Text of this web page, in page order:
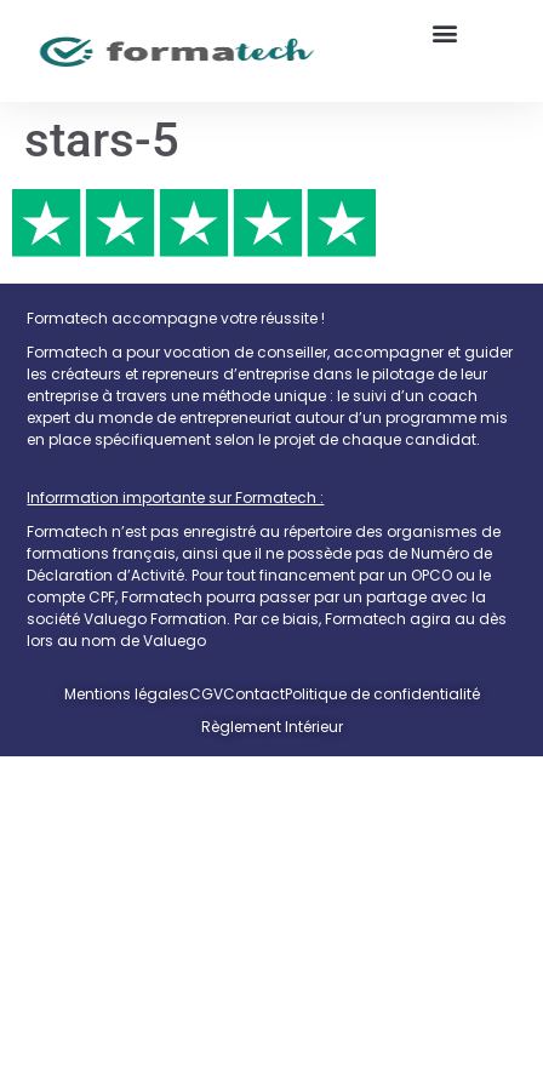
stars-5
Formatech accompagne votre réussite !
Formatech a pour vocation de conseiller, accompagner et guider
les créateurs et repreneurs d’entreprise dans le pilotage de leur
entreprise à travers une méthode unique : le suivi d’un coach
expert du monde de entrepreneuriat autour d’un programme mis
en place spécifiquement selon le projet de chaque candidat.
Inforrmation importante sur Formatech :
Formatech n’est pas enregistré au répertoire des organismes de
formations français, ainsi que il ne possède pas de Numéro de
Déclaration d’Activité. Pour tout financement par un OPCO ou le
compte CPF, Formatech pourra passer par un partage avec la
société Valuego Formation. Par ce biais, Formatech agira au dès
lors au nom de Valuego
Mentions légalesCGVContactPolitique de confidentialité
Règlement Intérieur